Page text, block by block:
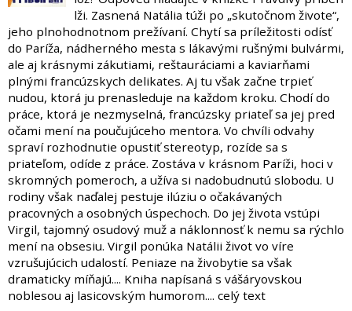
lži. Zasnená Natália túži po „skutočnom živote“,
jeho plnohodnotnom prežívaní. Chytí sa príležitosti odísť
do Paríža, nádherného mesta s lákavými rušnými bulvármi,
ale aj krásnymi zákutiami, reštauráciami a kaviarňami
plnými francúzskych delikates. Aj tu však začne trpieť
nudou, ktorá ju prenasleduje na každom kroku. Chodí do
práce, ktorá je nezmyselná, francúzsky priateľ sa jej pred
očami mení na poučujúceho mentora. Vo chvíli odvahy
spraví rozhodnutie opustiť stereotyp, rozíde sa s
priateľom, odíde z práce. Zostáva v krásnom Paríži, hoci v
skromných pomeroch, a užíva si nadobudnutú slobodu. U
rodiny však naďalej pestuje ilúziu o očakávaných
pracovných a osobných úspechoch. Do jej života vstúpi
Virgil, tajomný osudový muž a náklonnosť k nemu sa rýchlo
mení na obsesiu. Virgil ponúka Natálii život vo víre
vzrušujúcich udalostí. Peniaze na živobytie sa však
dramaticky míňajú.... Kniha napísaná s vášáryovskou
noblesou aj lasicovským humorom.... celý text